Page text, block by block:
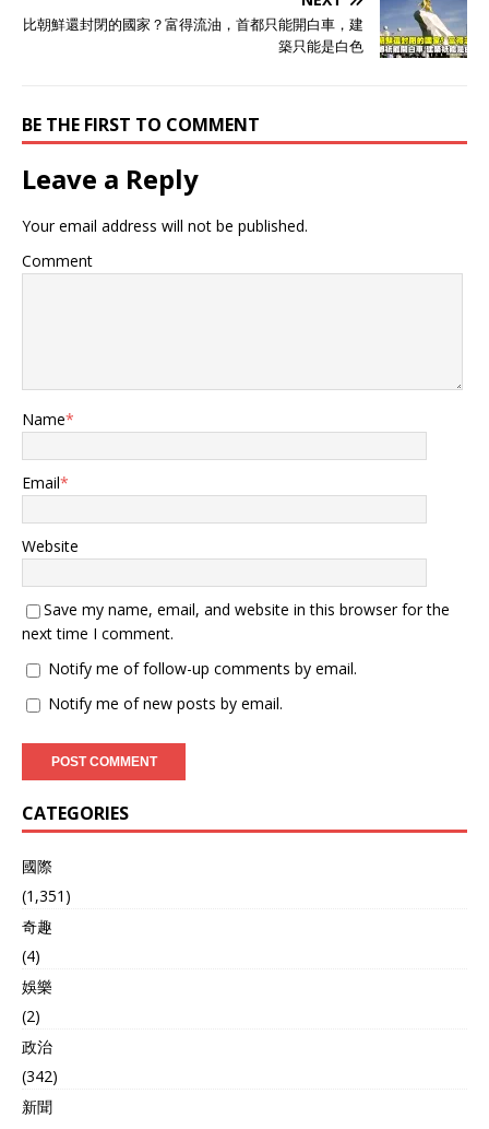
比朝鮮還封閉的國家？富得流油，首都只能開白車，建
築只能是白色
BE THE FIRST TO COMMENT
Leave a Reply
Your email address will not be published.
Comment
Name*
Email*
Website
Save my name, email, and website in this browser for the
next time I comment.
Notify me of follow-up comments by email.
Notify me of new posts by email.
CATEGORIES
國際
(1,351)
奇趣
(4)
娛樂
(2)
政治
(342)
新聞